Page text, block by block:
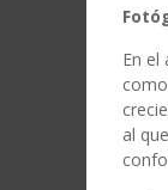
En el
al